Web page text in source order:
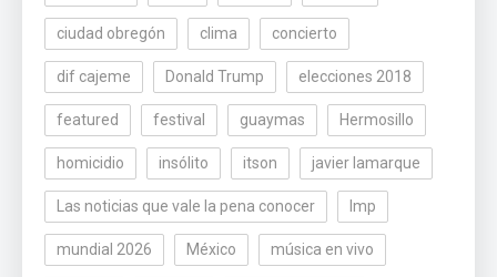
ciudad obregón clima concierto
dif cajeme Donald Trump elecciones 2018
featured festival guaymas Hermosillo
homicidio insólito itson javier lamarque
Las noticias que vale la pena conocer lmp
mundial 2026 México música en vivo